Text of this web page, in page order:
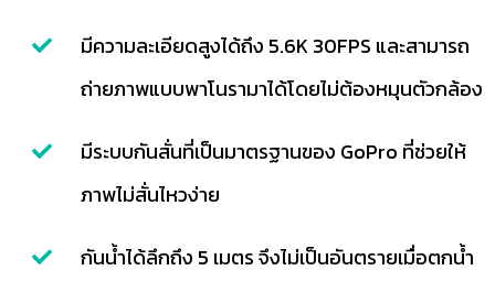
มีความละเอียดสูงได้ถึง 5.6K 30FPS และสามารถ
ถ่ายภาพแบบพาโนรามาได้โดยไม่ต้องหมุนตัวกล้อง
มีระบบกันสั่นที่เป็นมาตรฐานของ GoPro ที่ช่วยให้
ภาพไม่สั่นไหวง่าย
กันน้ำได้ลึกถึง 5 เมตร จึงไม่เป็นอันตรายเมื่อตกน้ำ